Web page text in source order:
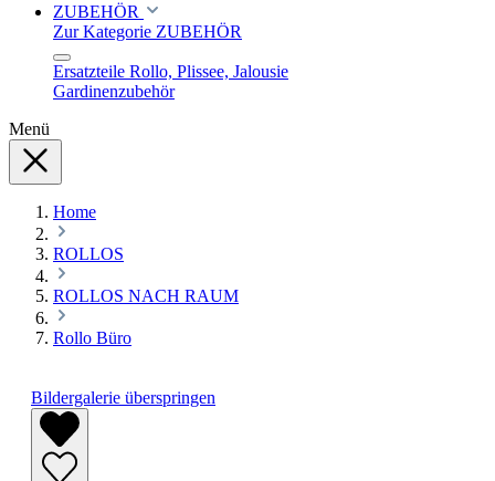
ZUBEHÖR
Zur Kategorie ZUBEHÖR
Ersatzteile Rollo, Plissee, Jalousie
Gardinenzubehör
Menü
Home
ROLLOS
ROLLOS NACH RAUM
Rollo Büro
Bildergalerie überspringen